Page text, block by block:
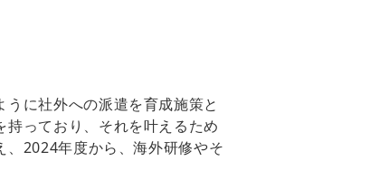
に社外への派遣を育成施策と
っており、それを叶えるため
、2024年度から、海外研修やそ